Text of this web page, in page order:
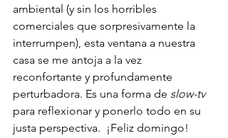
ambiental (y sin los horribles
comerciales que sorpresivamente la
interrumpen), esta ventana a nuestra
casa se me antoja a la vez
reconfortante y profundamente
perturbadora. Es una forma de slow-tv
para reflexionar y ponerlo todo en su
justa perspectiva.  ¡Feliz domingo!